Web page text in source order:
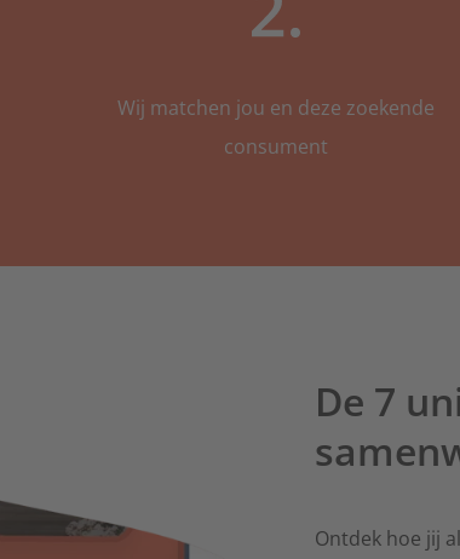
Wij matchen jou en deze zoekende
consument
De 7
Ontdek hoe jij